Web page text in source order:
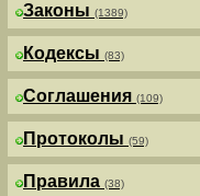
Законы (1389)
Кодексы (83)
Соглашения (109)
Протоколы (59)
Правила (38)